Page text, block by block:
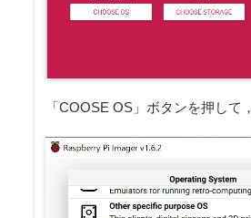
「COOSE OS」ボタンを押して，